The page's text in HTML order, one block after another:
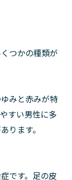
つかの種類が
みと赤みが特
すい男性に多
ります。
です。足の皮